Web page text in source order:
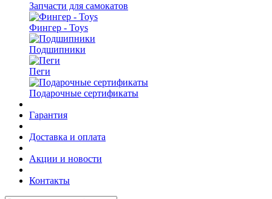
Запчасти для самокатов
Фингер - Toys
Подшипники
Пеги
Подарочные сертификаты
Гарантия
Доставка и оплата
Акции и новости
Контакты